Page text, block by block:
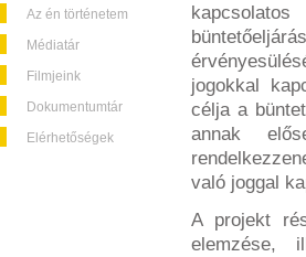
Az én történetem
Médiatár
Filmjeink
Dokumentumtár
Elérhetőségek
jogokkal
célja a
annak
való joggal
A projekt
elemzése,